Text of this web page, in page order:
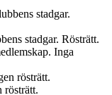
stadgar.
stadgar. Rösträtt.
Inga
rösträtt.
rösträtt.